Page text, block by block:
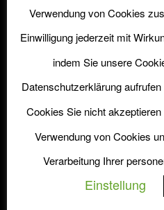
SERVICE
Versand
AGB
INFORMATION
Verwendung von Cookies
Einwilligung jederzeit mit
indem Sie unsere
Datenschutzerklärung
Cookies Sie nicht
Verwendung von Cookies
Verarbeitung Ihrer
Einstellung